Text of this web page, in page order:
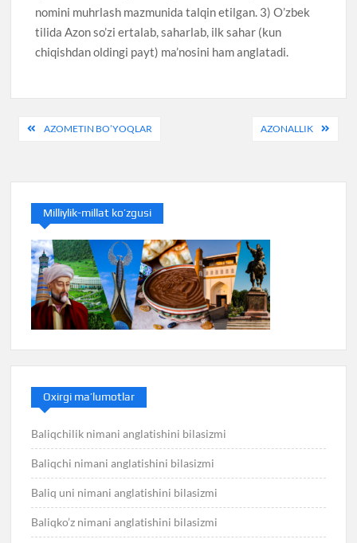
nomini muhrlash mazmunida talqin etilgan. 3) O’zbek
tilida Azon so’zi ertalab, saharlab, ilk sahar (kun
chiqishdan oldingi payt) ma’nosini ham anglatadi.
PostAZOMETIN BO’YOQLAR AZONALLIK
Milliylik-millat ko’zgusi
Oxirgi ma’lumotlar
Baliqchilik nimani anglatishini bilasizmi
Baliqchi nimani anglatishini bilasizmi
Baliq uni nimani anglatishini bilasizmi
Baliqko’z nimani anglatishini bilasizmi